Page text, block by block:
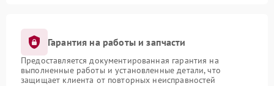
Гарантия на работы и запчасти
Предоставляется документированная гарантия на
выполненные работы и установленные детали, что
защищает клиента от повторных неисправностей